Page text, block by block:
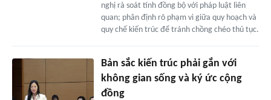
nghị rà soát tính đồng bộ với pháp luật liên
quan; phân định rõ phạm vi giữa quy hoạch và
quy chế kiến trúc để tránh chồng chéo thủ tục.
Bản sắc kiến trúc phải gắn với
không gian sống và ký ức cộng
đồng